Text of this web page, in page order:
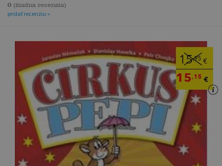
0 (žiadna recenzia)
pridať recenziu »
15,95 €
15,15 €